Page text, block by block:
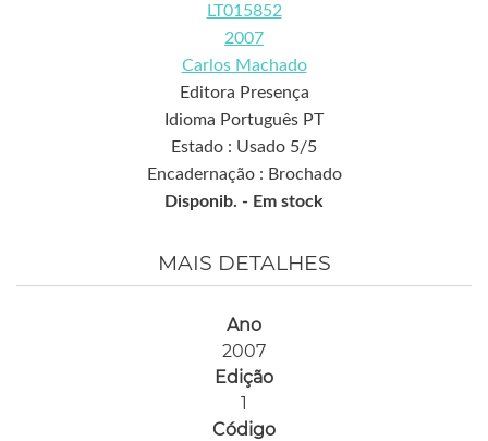
LT015852
2007
Carlos Machado
Editora Presença
Idioma Português PT
Estado : Usado 5/5
Encadernação : Brochado
Disponib. - Em stock
MAIS DETALHES
Ano
2007
Edição
1
Código